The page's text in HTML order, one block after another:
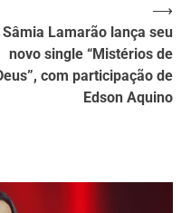
Sâmia Lamarão lança seu
novo single “Mistérios de
com participação de
Edson Aquino
⟶